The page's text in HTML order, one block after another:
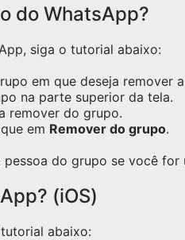
do WhatsApp?
siga o tutorial abaixo:
em que deseja remover
na parte superior da tela.
remover do grupo.
em Remover do grupo.
do grupo se você
(iOS)
abaixo: